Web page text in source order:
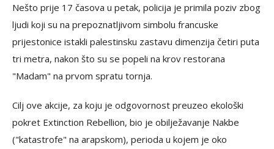
Nešto prije 17 časova u petak, policija je primila poziv zbog
ljudi koji su na prepoznatljivom simbolu francuske
prijestonice istakli palestinsku zastavu dimenzija četiri puta
tri metra, nakon što su se popeli na krov restorana
"Madam" na prvom spratu tornja.
Cilj ove akcije, za koju je odgovornost preuzeo ekološki
pokret Extinction Rebellion, bio je obilježavanje Nakbe
("katastrofe" na arapskom), perioda u kojem je oko